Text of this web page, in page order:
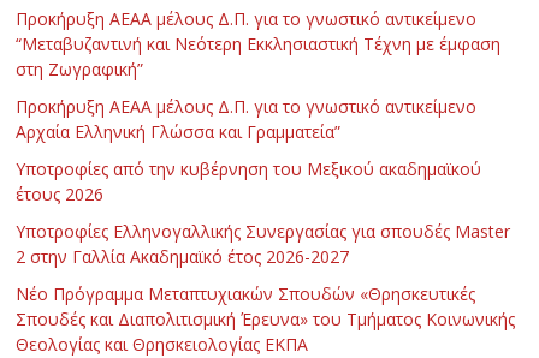
Προκήρυξη ΑΕΑΑ μέλους Δ.Π. για το γνωστικό αντικείμενο
“Μεταβυζαντινή και Νεότερη Εκκλησιαστική Τέχνη με έμφαση
στη Ζωγραφική”
Προκήρυξη ΑΕΑΑ μέλους Δ.Π. για το γνωστικό αντικείμενο
Αρχαία Ελληνική Γλώσσα και Γραμματεία”
Υποτροφίες από την κυβέρνηση του Μεξικού ακαδημαϊκού
έτους 2026
Υποτροφίες Ελληνογαλλικής Συνεργασίας για σπουδές Master
2 στην Γαλλία Ακαδημαϊκό έτος 2026-2027
Νέο Πρόγραμμα Μεταπτυχιακών Σπουδών «Θρησκευτικές
Σπουδές και Διαπολιτισμική Έρευνα» του Τμήματος Κοινωνικής
Θεολογίας και Θρησκειολογίας ΕΚΠΑ